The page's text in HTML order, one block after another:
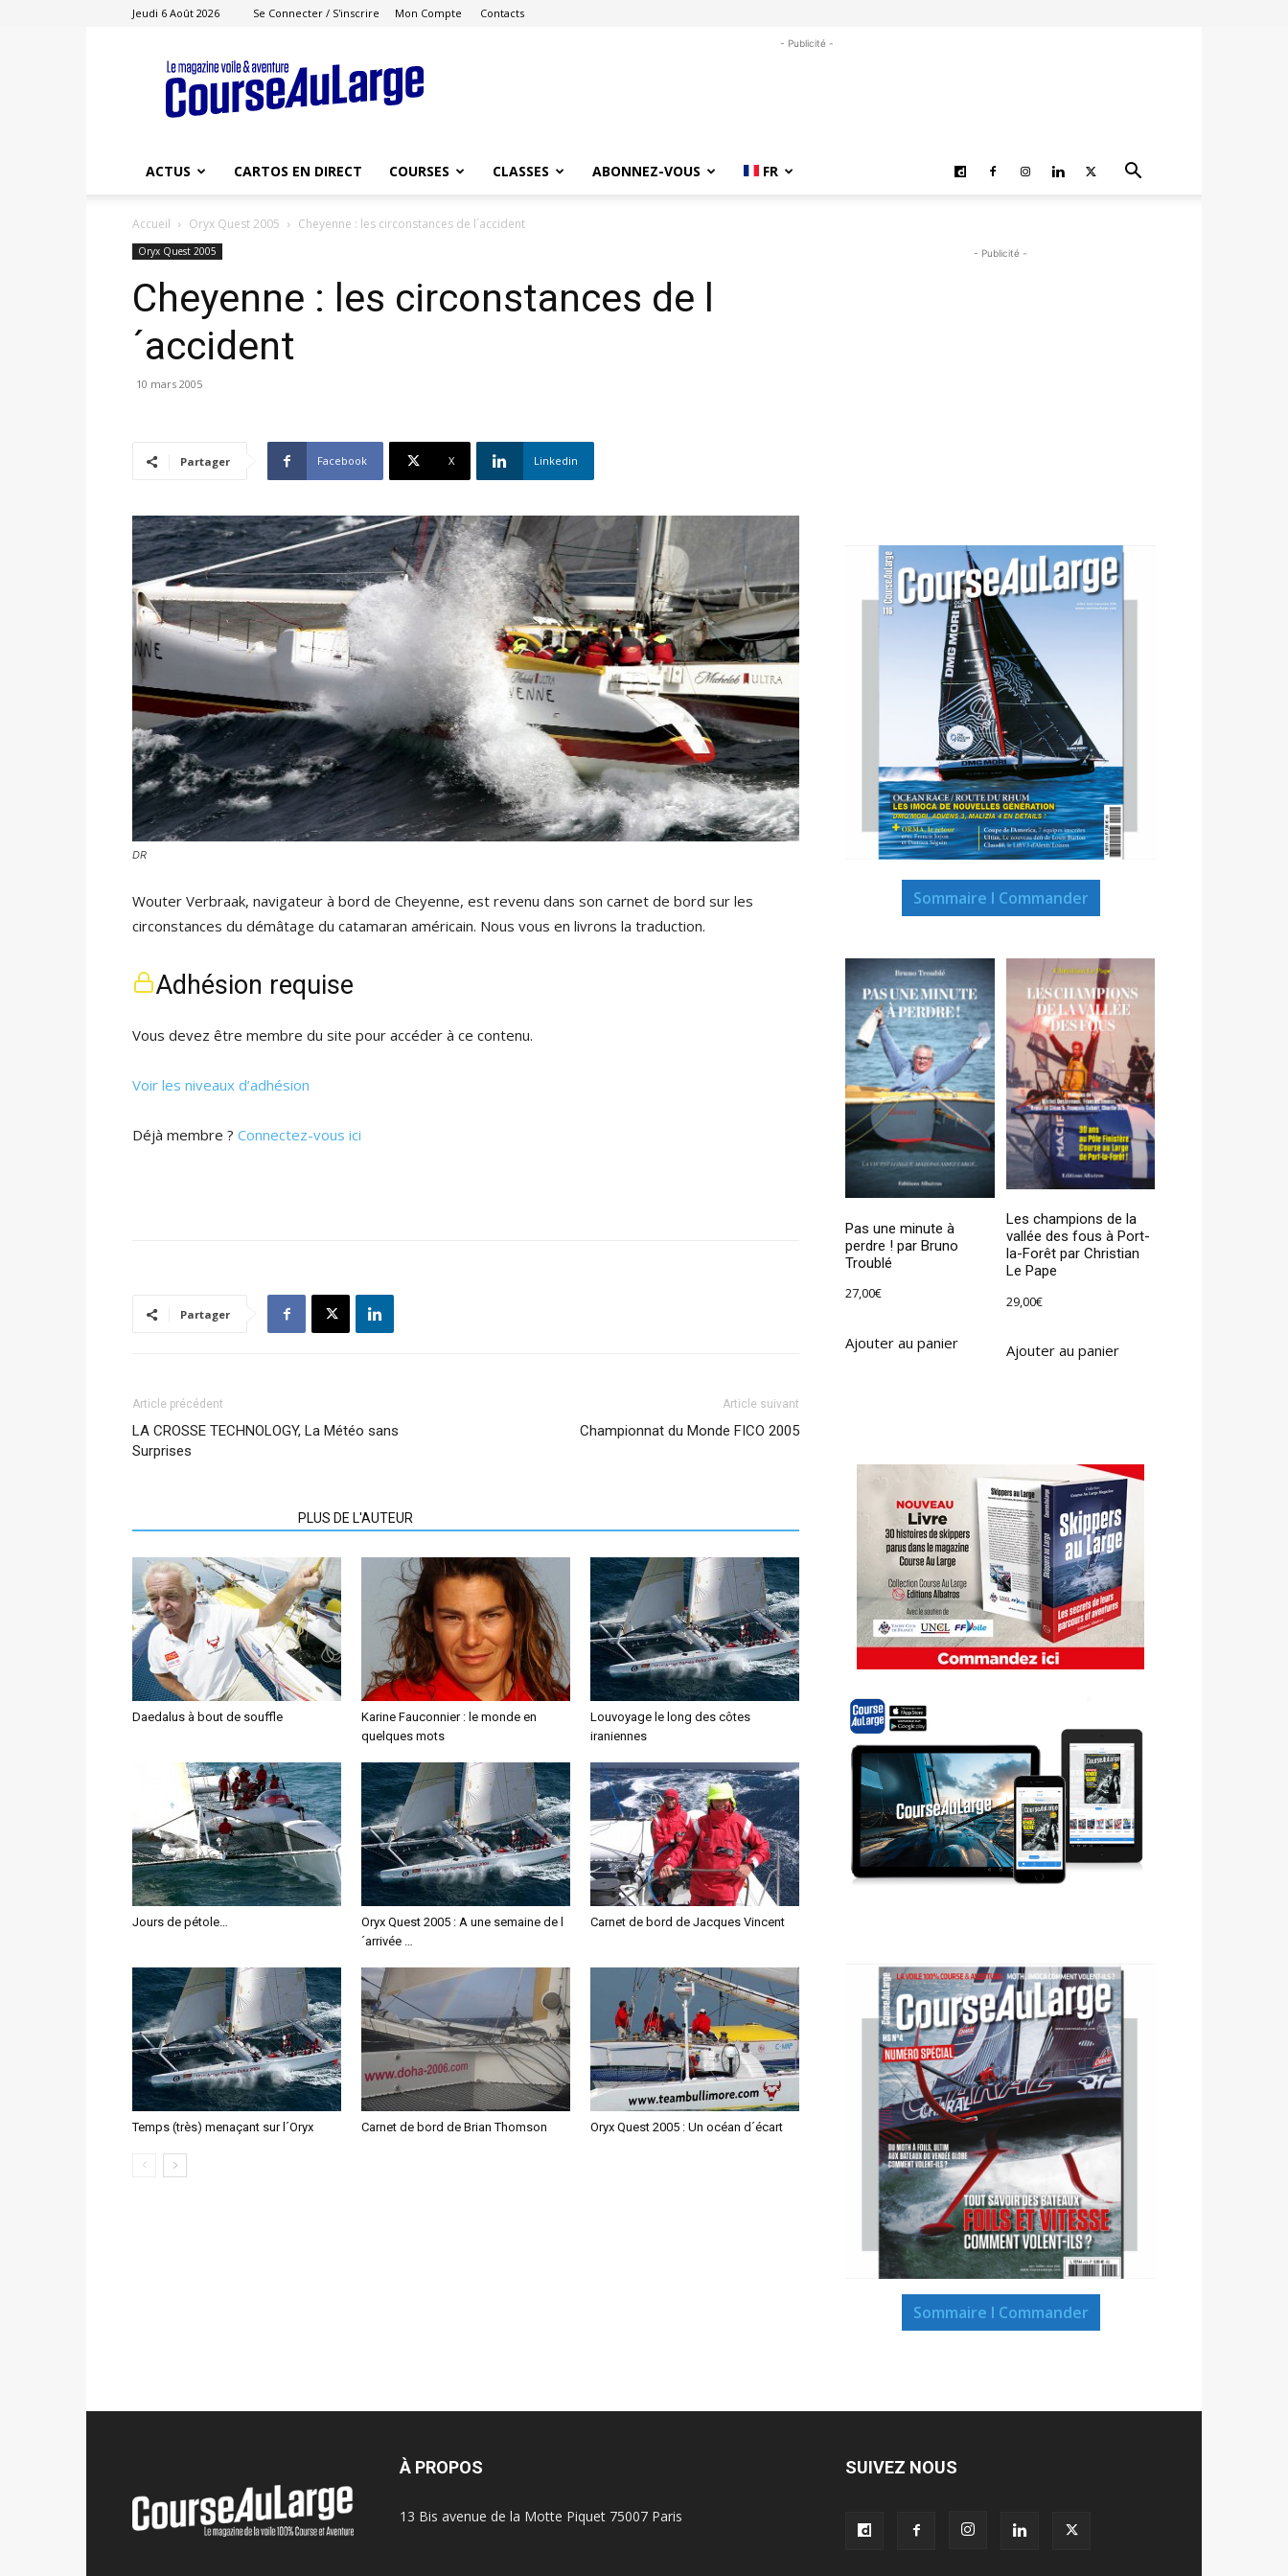
Jeudi 6 Août 2026 Se Connecter / S'inscrire Mon Compte Contacts
Course
au
Large
- Publicité -
ACTUS CARTOS EN DIRECT COURSES CLASSES ABONNEZ-VOUS FR
Accueil Oryx Quest 2005 Cheyenne : les circonstances de l´accident
Oryx Quest 2005
Cheyenne : les circonstances de l
´accident
10 mars 2005
Partager Facebook X Linkedin
DR
Wouter Verbraak, navigateur à bord de Cheyenne, est revenu dans son carnet de bord sur les
circonstances du démâtage du catamaran américain. Nous vous en livrons la traduction.
Adhésion requise
Vous devez être membre du site pour accéder à ce contenu.
Voir les niveaux d’adhésion
Déjà membre ? Connectez-vous ici
Partager
Article précédent
LA CROSSE TECHNOLOGY, La Météo sans
Surprises
Article suivant
Championnat du Monde FICO 2005
PLUS DE L'AUTEUR
Daedalus à bout de souffle
Karine Fauconnier : le monde en
quelques mots
Louvoyage le long des côtes
iraniennes
Jours de pétole…
Oryx Quest 2005 : A une semaine de l
´arrivée …
Carnet de bord de Jacques Vincent
Temps (très) menaçant sur l´Oryx Carnet de bord de Brian Thomson Oryx Quest 2005 : Un océan d´écart
- Publicité -
Sommaire I Commander
Pas une minute à
perdre ! par Bruno
Troublé
27,00€
Ajouter au panier
Les champions de la
vallée des fous à Port-
la-Forêt par Christian
Le Pape
29,00€
Ajouter au panier
Sommaire I Commander
À PROPOS
13 Bis avenue de la Motte Piquet 75007 Paris
SUIVEZ NOUS